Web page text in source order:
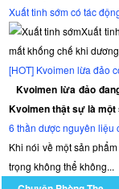
Xuất tinh sớm có tác
Xuất
mất khống chế khi
[HOT] Kvoimen lừa đảo
Kvoimen lừa đảo
Kvoimen thật sự là một
6 thần dược nguyên liệu
Khi nói về một sản
trọng không thể không...